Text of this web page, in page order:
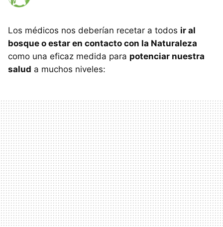
Los médicos nos deberían recetar a todos ir al
bosque o estar en contacto con la Naturaleza
como una eficaz medida para potenciar nuestra
salud a muchos niveles: